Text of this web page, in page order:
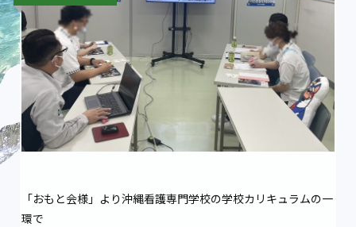
「おもと会様」より沖縄看護専門学校の学校カリキュラムの一
環で